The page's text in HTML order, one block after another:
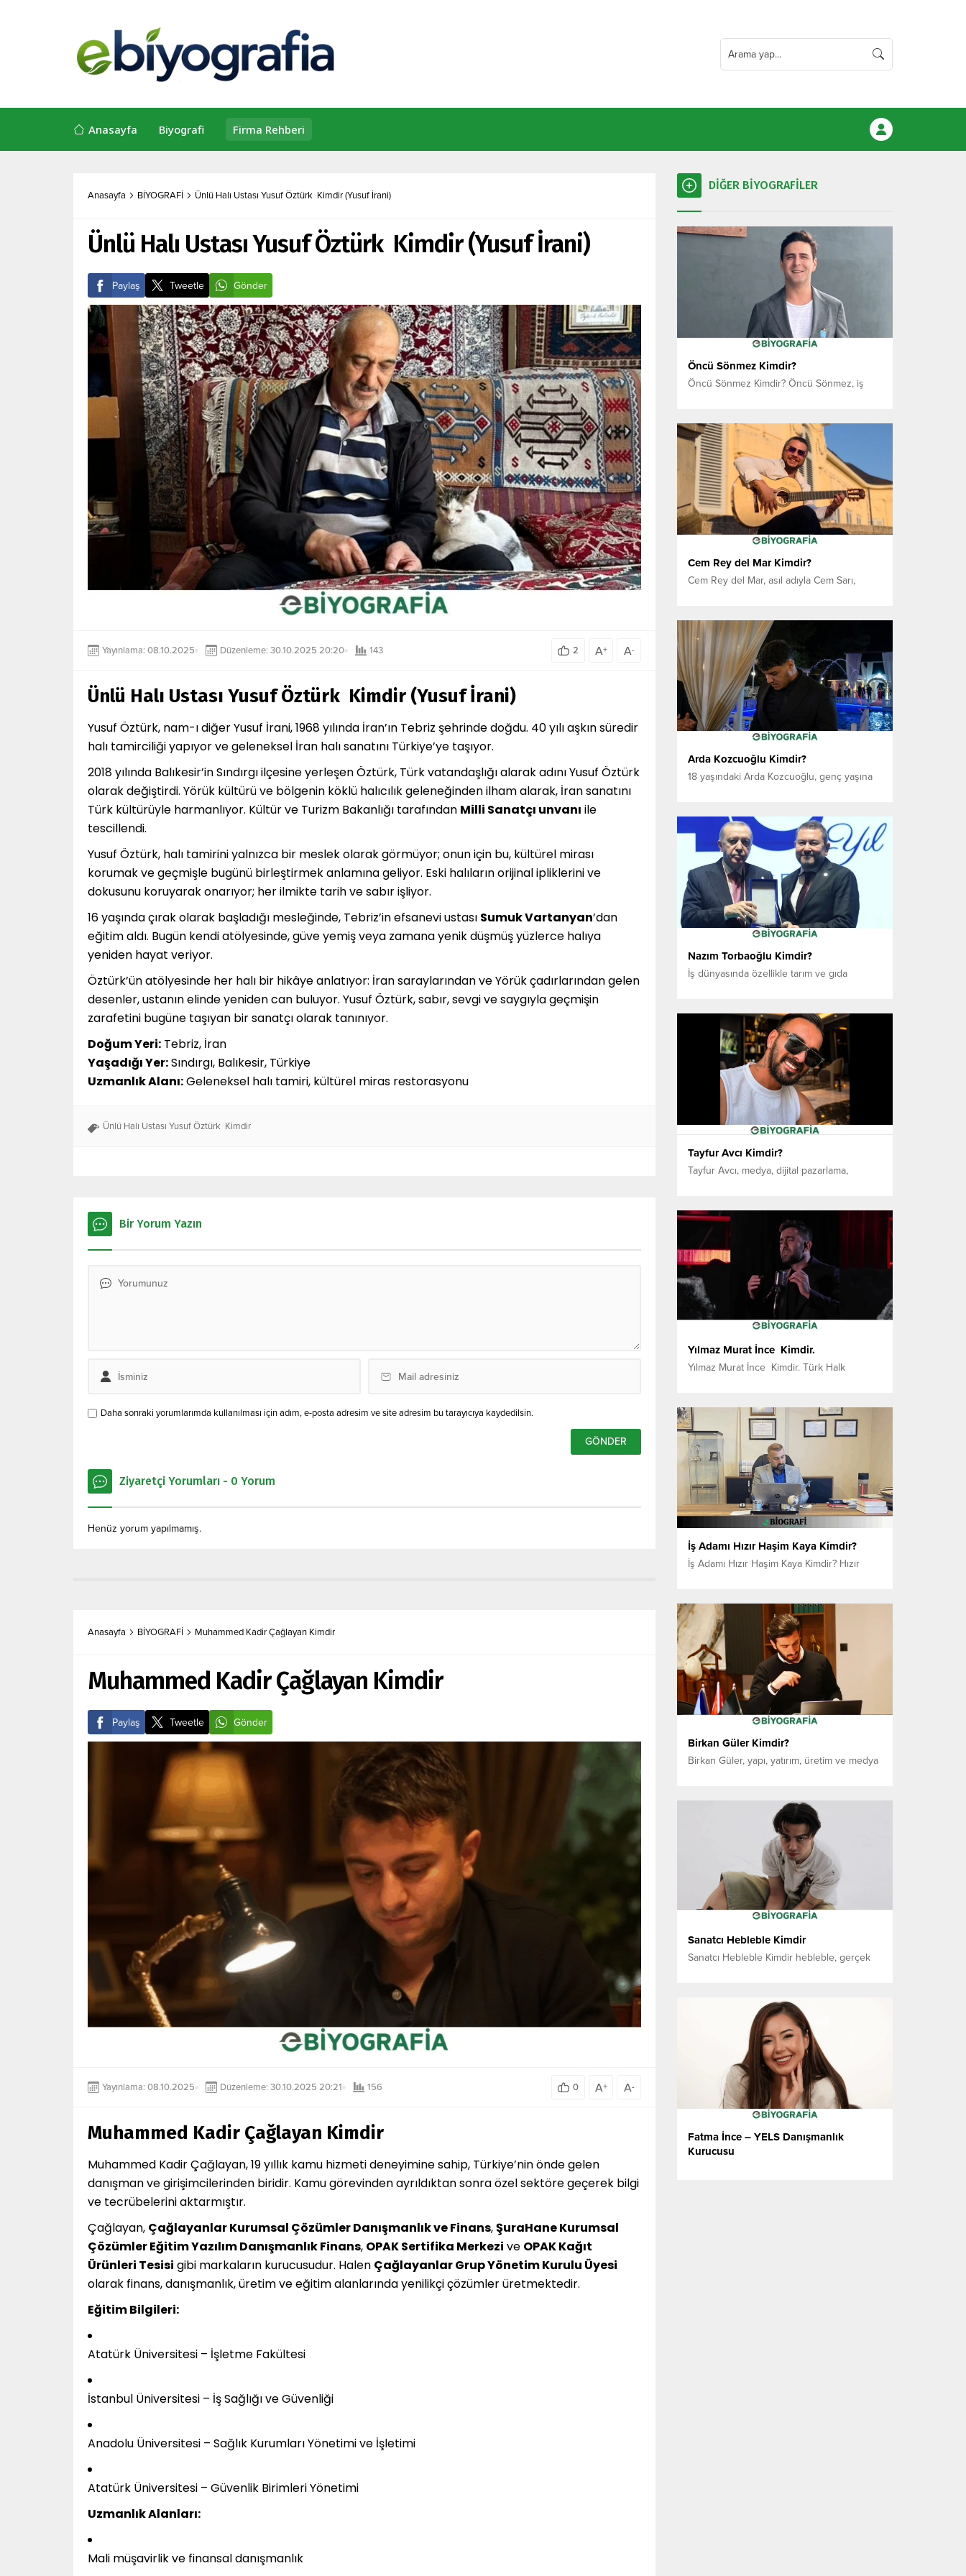
Anasayfa Biyografi Firma Rehberi
Anasayfa BİYOGRAFİ Ünlü Halı Ustası Yusuf Öztürk Kimdir (Yusuf İrani)
Ünlü Halı Ustası Yusuf Öztürk Kimdir (Yusuf İrani)
Paylaş Tweetle Gönder
Yayınlama: 08.10.2025 Düzenleme: 30.10.2025 20:20 143 2 A+ A-
Ünlü Halı Ustası Yusuf Öztürk Kimdir (Yusuf İrani)
Yusuf Öztürk, nam-ı diğer Yusuf İrani, 1968 yılında İran’ın Tebriz şehrinde doğdu. 40 yılı aşkın süredir
halı tamirciliği yapıyor ve geleneksel İran halı sanatını Türkiye’ye taşıyor.
2018 yılında Balıkesir’in Sındırgı ilçesine yerleşen Öztürk, Türk vatandaşlığı alarak adını Yusuf Öztürk
olarak değiştirdi. Yörük kültürü ve bölgenin köklü halıcılık geleneğinden ilham alarak, İran sanatını
Türk kültürüyle harmanlıyor. Kültür ve Turizm Bakanlığı tarafından Milli Sanatçı unvanı ile
tescillendi.
Yusuf Öztürk, halı tamirini yalnızca bir meslek olarak görmüyor; onun için bu, kültürel mirası
korumak ve geçmişle bugünü birleştirmek anlamına geliyor. Eski halıların orijinal ipliklerini ve
dokusunu koruyarak onarıyor; her ilmikte tarih ve sabır işliyor.
16 yaşında çırak olarak başladığı mesleğinde, Tebriz’in efsanevi ustası Sumuk Vartanyan’dan
eğitim aldı. Bugün kendi atölyesinde, güve yemiş veya zamana yenik düşmüş yüzlerce halıya
yeniden hayat veriyor.
Öztürk’ün atölyesinde her halı bir hikâye anlatıyor: İran saraylarından ve Yörük çadırlarından gelen
desenler, ustanın elinde yeniden can buluyor. Yusuf Öztürk, sabır, sevgi ve saygıyla geçmişin
zarafetini bugüne taşıyan bir sanatçı olarak tanınıyor.
Doğum Yeri: Tebriz, İran
Yaşadığı Yer:Sındırgı, Balıkesir, Türkiye
Uzmanlık Alanı:Geleneksel halı tamiri, kültürel miras restorasyonu
Ünlü Halı Ustası Yusuf Öztürk Kimdir
Bir Yorum Yazın
Daha sonraki yorumlarımda kullanılması için adım, e-posta adresim ve site adresim bu tarayıcıya kaydedilsin.
Ziyaretçi Yorumları - 0 Yorum
Henüz yorum yapılmamış.
Anasayfa BİYOGRAFİ Muhammed Kadir Çağlayan Kimdir
Muhammed Kadir Çağlayan Kimdir
Paylaş Tweetle Gönder
Yayınlama: 08.10.2025 Düzenleme: 30.10.2025 20:21 156 0 A+ A-
Muhammed Kadir Çağlayan Kimdir
Muhammed Kadir Çağlayan, 19 yıllık kamu hizmeti deneyimine sahip, Türkiye’nin önde gelen
danışman ve girişimcilerinden biridir. Kamu görevinden ayrıldıktan sonra özel sektöre geçerek bilgi
ve tecrübelerini aktarmıştır.
Çağlayan, Çağlayanlar Kurumsal Çözümler Danışmanlık ve Finans,ŞuraHane Kurumsal
Çözümler Eğitim Yazılım Danışmanlık Finans, OPAK Sertifika Merkezi ve OPAK Kağıt
Ürünleri Tesisi gibi markaların kurucusudur. Halen Çağlayanlar Grup Yönetim Kurulu Üyesi
olarak finans, danışmanlık, üretim ve eğitim alanlarında yenilikçi çözümler üretmektedir.
Eğitim Bilgileri:
Atatürk Üniversitesi – İşletme Fakültesi
İstanbul Üniversitesi – İş Sağlığı ve Güvenliği
Anadolu Üniversitesi – Sağlık Kurumları Yönetimi ve İşletimi
Atatürk Üniversitesi – Güvenlik Birimleri Yönetimi
Uzmanlık Alanları:
Mali müşavirlik ve finansal danışmanlık
DİĞER BİYOGRAFİLER
Öncü Sönmez Kimdir?
Öncü Sönmez Kimdir? Öncü Sönmez, iş
girişimcilik ekosistemine yön veren iş
insanıdır. Yalnızca ticari başarılarıyla değil,
aynı zamanda vizyonu, liderlik anlayışı ve
geleceğe dair stratejik planlamalarıyla da
adından söz ettirmektedir. Hayatının İlk
Yılları İstanbul’da dünyaya gelen Öncü
Sönmez, genç yaşlarından itibaren...
Cem Rey del Mar Kimdir?
Cem Rey del Mar, asıl adıyla Cem Sarı,
yorumcusudur. Genç yaşlardan itibaren
müziğe ilgi duyan sanatçı, özellikle gitarla
kurduğu bağ sayesinde kısa sürede kendi
müzikal kimliğini oluşturmaya başlamıştır.
Çocukluk döneminde gitarla tanışan Cem
Rey del Mar, müziği yalnızca bir...
Arda Kozcuoğlu Kimdir?
18 yaşındaki Arda Kozcuoğlu, genç yaşına
olarak öne çıkıyor. Uzun yıllar İstanbul’da
yaşadıktan sonra Antalya’ya yerleşen
Kozcuoğlu, özellikle yazılım alanındaki
çalışmalarıyla adından söz ettiriyor. Teknoloji
ve yazılım dünyasına olan ilgisiyle bilinen
Arda Kozcuoğlu’nun, sanal alemde güçlü
bir çevreye...
Nazım Torbaoğlu Kimdir?
İş dünyasında özellikle tarım ve gıda
ilçesinde doğmuştur. Aslen İzmirli olan
Torbaoğlu, eğitim hayatını İzmir’de
tamamlamış; ilköğretim, ortaokul ve lise
öğreniminin ardından Ege Üniversitesi Gıda
Mühendisliği Fakültesi’ne başlamış ancak
son sınıfta eğitimine ara vermiştir. İş
hayatına 1997 yılında kurduğu Hasat BNO...
Tayfur Avcı Kimdir?
Tayfur Avcı, medya, dijital pazarlama,
insanıdır. Dijital sektöre genç yaşlarda adım
atan Avcı, reklamcılık ve medya
hizmetleriyle başladığı kariyerini zaman
içerisinde teknoloji odaklı projelerle
genişleterek farklı alanlarda faaliyet
gösteren girişimlere imza atmıştır.
Profesyonel iş hayatına 2014 yılında
kurduğu reklam ajansıyla başlayan...
Yılmaz Murat İnce Kimdir.
Yılmaz Murat İnce Kimdir. Türk Halk
dünyasında kendine has tarzı ve içten
yorumuyla son yılların en dikkat çeken
isimlerinden biri. Elazığ’ın Palu ilçesine bağlı
Meman Köyü’nde 1986 yılında dünyaya
gelen İnce, Kasıman Zaza Aşireti’ne
mensup bir ailenin çocuğu olarak...
İş Adamı Hızır Haşim Kaya Kimdir?
İş Adamı Hızır Haşim Kaya Kimdir? Hızır
babasıdır. İlkokul ve ortaokul eğitimini
Muş’ta tamamladı. Lise öğrenimini ise
Mersin’de, İçel Anadolu Lisesi’nde gördü.
Üniversite hayatına farklı alanlarda devam
eden Kaya, çok yönlü bir eğitim geçmişine
sahiptir. Önce Fatih...
Birkan Güler Kimdir?
Birkan Güler, yapı, yatırım, üretim ve medya
hayatına adım atan Güler, yıllar içerisinde
edindiği sektör deneyimini kurumsal
markalara dönüştürerek farklı sektörlerde
faaliyet gösteren şirketlerin kuruluşuna
öncülük etmiştir. İş hayatındaki ilk önemli
adımlarından birini 2016 yılında kurduğu
Birler Yapı ile...
Sanatcı Hebleble Kimdir
Sanatcı Hebleble Kimdir hebleble, gerçek
yazarıdır. Türk alternatif müzik sahnesine
adım attığı ilk günden bu yana, anonim
kimliği ve derin duygusal anlatımıyla
dikkatleri üzerine çekmiştir. Sanatçının
müziği, klasik pop anlayışının dışında;
varoluş sancısı, içsel çelişkiler ve gençliğin
sessiz isyanı...
Fatma İnce – YELS Danışmanlık
Kurucusu